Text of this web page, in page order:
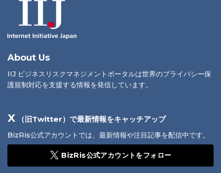
About Us
IIJ ビジネスリスクマネジメントポータルは世界のプライバシー保
護規制対応を支援する情報を発信しています。
X （旧Twitter）で最新情報をキャッチアップ
BizRis公式アカウントでは、最新情報や注目記事を配信中です。
BizRis公式アカウントをフォロー